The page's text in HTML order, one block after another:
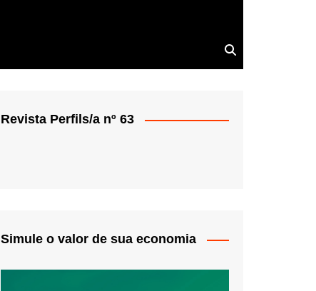
Revista Perfils/a nº 63
Simule o valor de sua economia